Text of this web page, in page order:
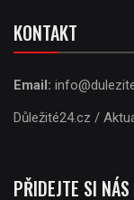
KONTAKT
Email:
Důležité24.cz /
PŘIDEJTE SI NÁS